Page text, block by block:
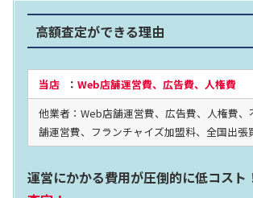
2024年12月更新 オーディオ買取
LUXKIT
高額査定ができる理由
当店： Web店舗運営費、広告費、人権費
他業者：Web店舗運営費、広告費、人権費、
舗運営費、フランチャイズ加盟料、全国出張
運営にかかる費用が圧倒的に低コスト